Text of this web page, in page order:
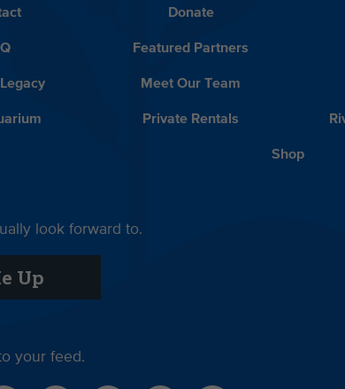
Donate
Featured Partners
Meet Our Team
Private Rentals
Shop
look forward to.
Up
your feed.